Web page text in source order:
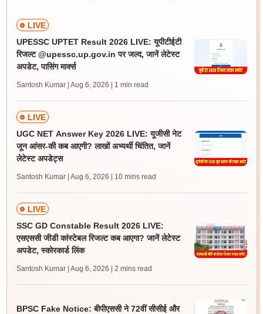
LIVE
UPESSC UPTET Result 2026 LIVE: यूपीटीईटी
रिजल्ट @upessc.up.gov.in पर जल्द, जानें लेटेस्ट
अपडेट, पासिंग मार्क्स
Santosh Kumar | Aug 6, 2026 | 1 min read
LIVE
UGC NET Answer Key 2026 LIVE: यूजीसी नेट
जून आंसर-की कब आएगी? लाखों अभ्यर्थी चिंतित, जानें
लेटेस्ट अपडेट्स
Santosh Kumar | Aug 6, 2026 | 10 mins read
LIVE
SSC GD Constable Result 2026 LIVE:
एसएससी जीडी कांस्टेबल रिजल्ट कब आएगा? जानें लेटेस्ट
अपडेट, स्कोरकार्ड लिंक
Santosh Kumar | Aug 6, 2026 | 2 mins read
BPSC Fake Notice: बीपीएससी ने 72वीं सीसीई और